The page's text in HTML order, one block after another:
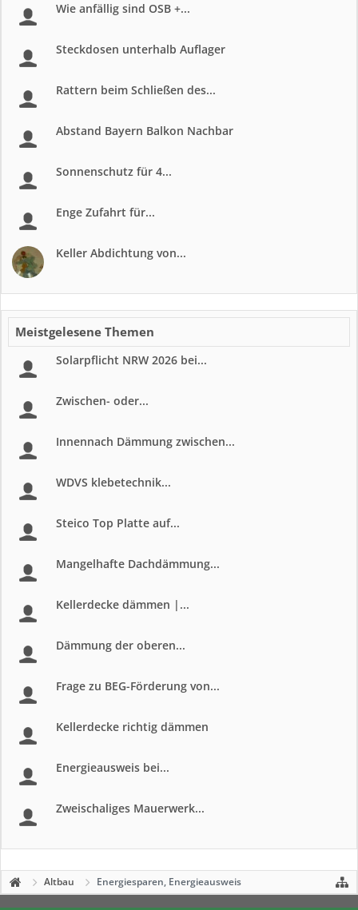
Wie anfällig sind OSB +...
Steckdosen unterhalb Auflager
Rattern beim Schließen des...
Abstand Bayern Balkon Nachbar
Sonnenschutz für 4...
Enge Zufahrt für...
Keller Abdichtung von...
Meistgelesene Themen
Solarpflicht NRW 2026 bei...
Zwischen- oder...
Innennach Dämmung zwischen...
WDVS klebetechnik...
Steico Top Platte auf...
Mangelhafte Dachdämmung...
Kellerdecke dämmen |...
Dämmung der oberen...
Frage zu BEG-Förderung von...
Kellerdecke richtig dämmen
Energieausweis bei...
Zweischaliges Mauerwerk...
Altbau Energiesparen, Energieausweis